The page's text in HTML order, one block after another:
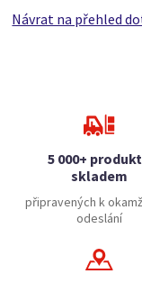
Návrat na přehled
5 000+
skladem
připravených k
odeslání